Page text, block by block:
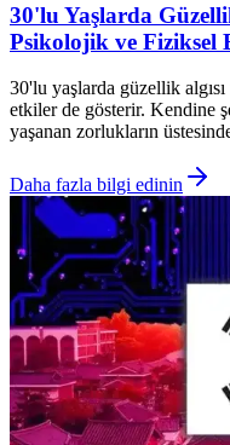
30'lu Yaşlarda
Psikolojik ve Fiziksel
30'lu yaşlarda güzellik
etkiler de gösterir. Kendine
yaşanan zorlukların
Daha fazla bilgi edinin